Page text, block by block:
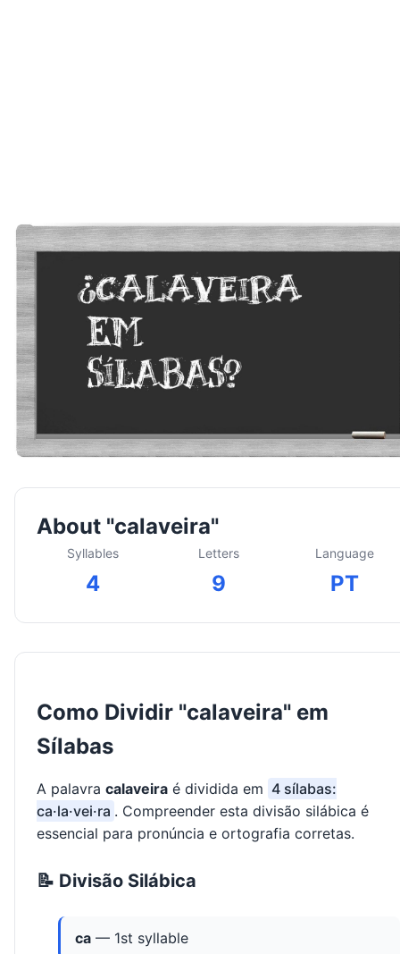
About "calaveira"
Syllables
4
Letters
9
Language
PT
Como Dividir "calaveira" em
Sílabas
A palavra calaveira é dividida em 4 sílabas:
ca·la·vei·ra . Compreender esta divisão silábica é
essencial para pronúncia e ortografia corretas.
📝 Divisão Silábica
ca — 1st syllable